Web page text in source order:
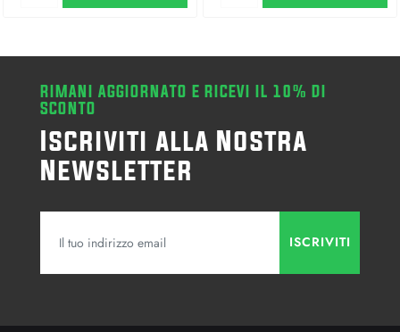
RIMANI AGGIORNATO E RICEVI IL 10% DI
SCONTO
Iscriviti alla Nostra
Newsletter